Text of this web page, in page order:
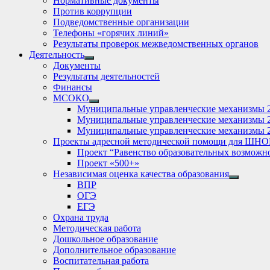
Против коррупции
Подведомственные организации
Телефоны «горячих линий»
Результаты проверок межведомственных органов
Деятельность
Show
sub
menu
Документы
Результаты деятельностей
Финансы
МСОКО
Show
sub
menu
Муниципальные управленческие механизмы
Муниципальные управленческие механизмы
Муниципальные управленческие механизмы
Проекты адресной методической помощи для
Проект “Равенство образовательных
Проект «500+»
Независимая оценка качества образования
Show
ВПР
ОГЭ
ЕГЭ
Охрана труда
Методическая работа
Дошкольное образование
Дополнительное образование
Воспитательная работа